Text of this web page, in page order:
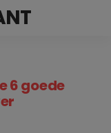
6 goede